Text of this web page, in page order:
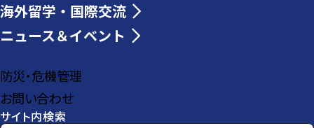
海外留学・国際交流
ニュース＆イベント
防災・危機管理
お問い合わせ
サイト内検索